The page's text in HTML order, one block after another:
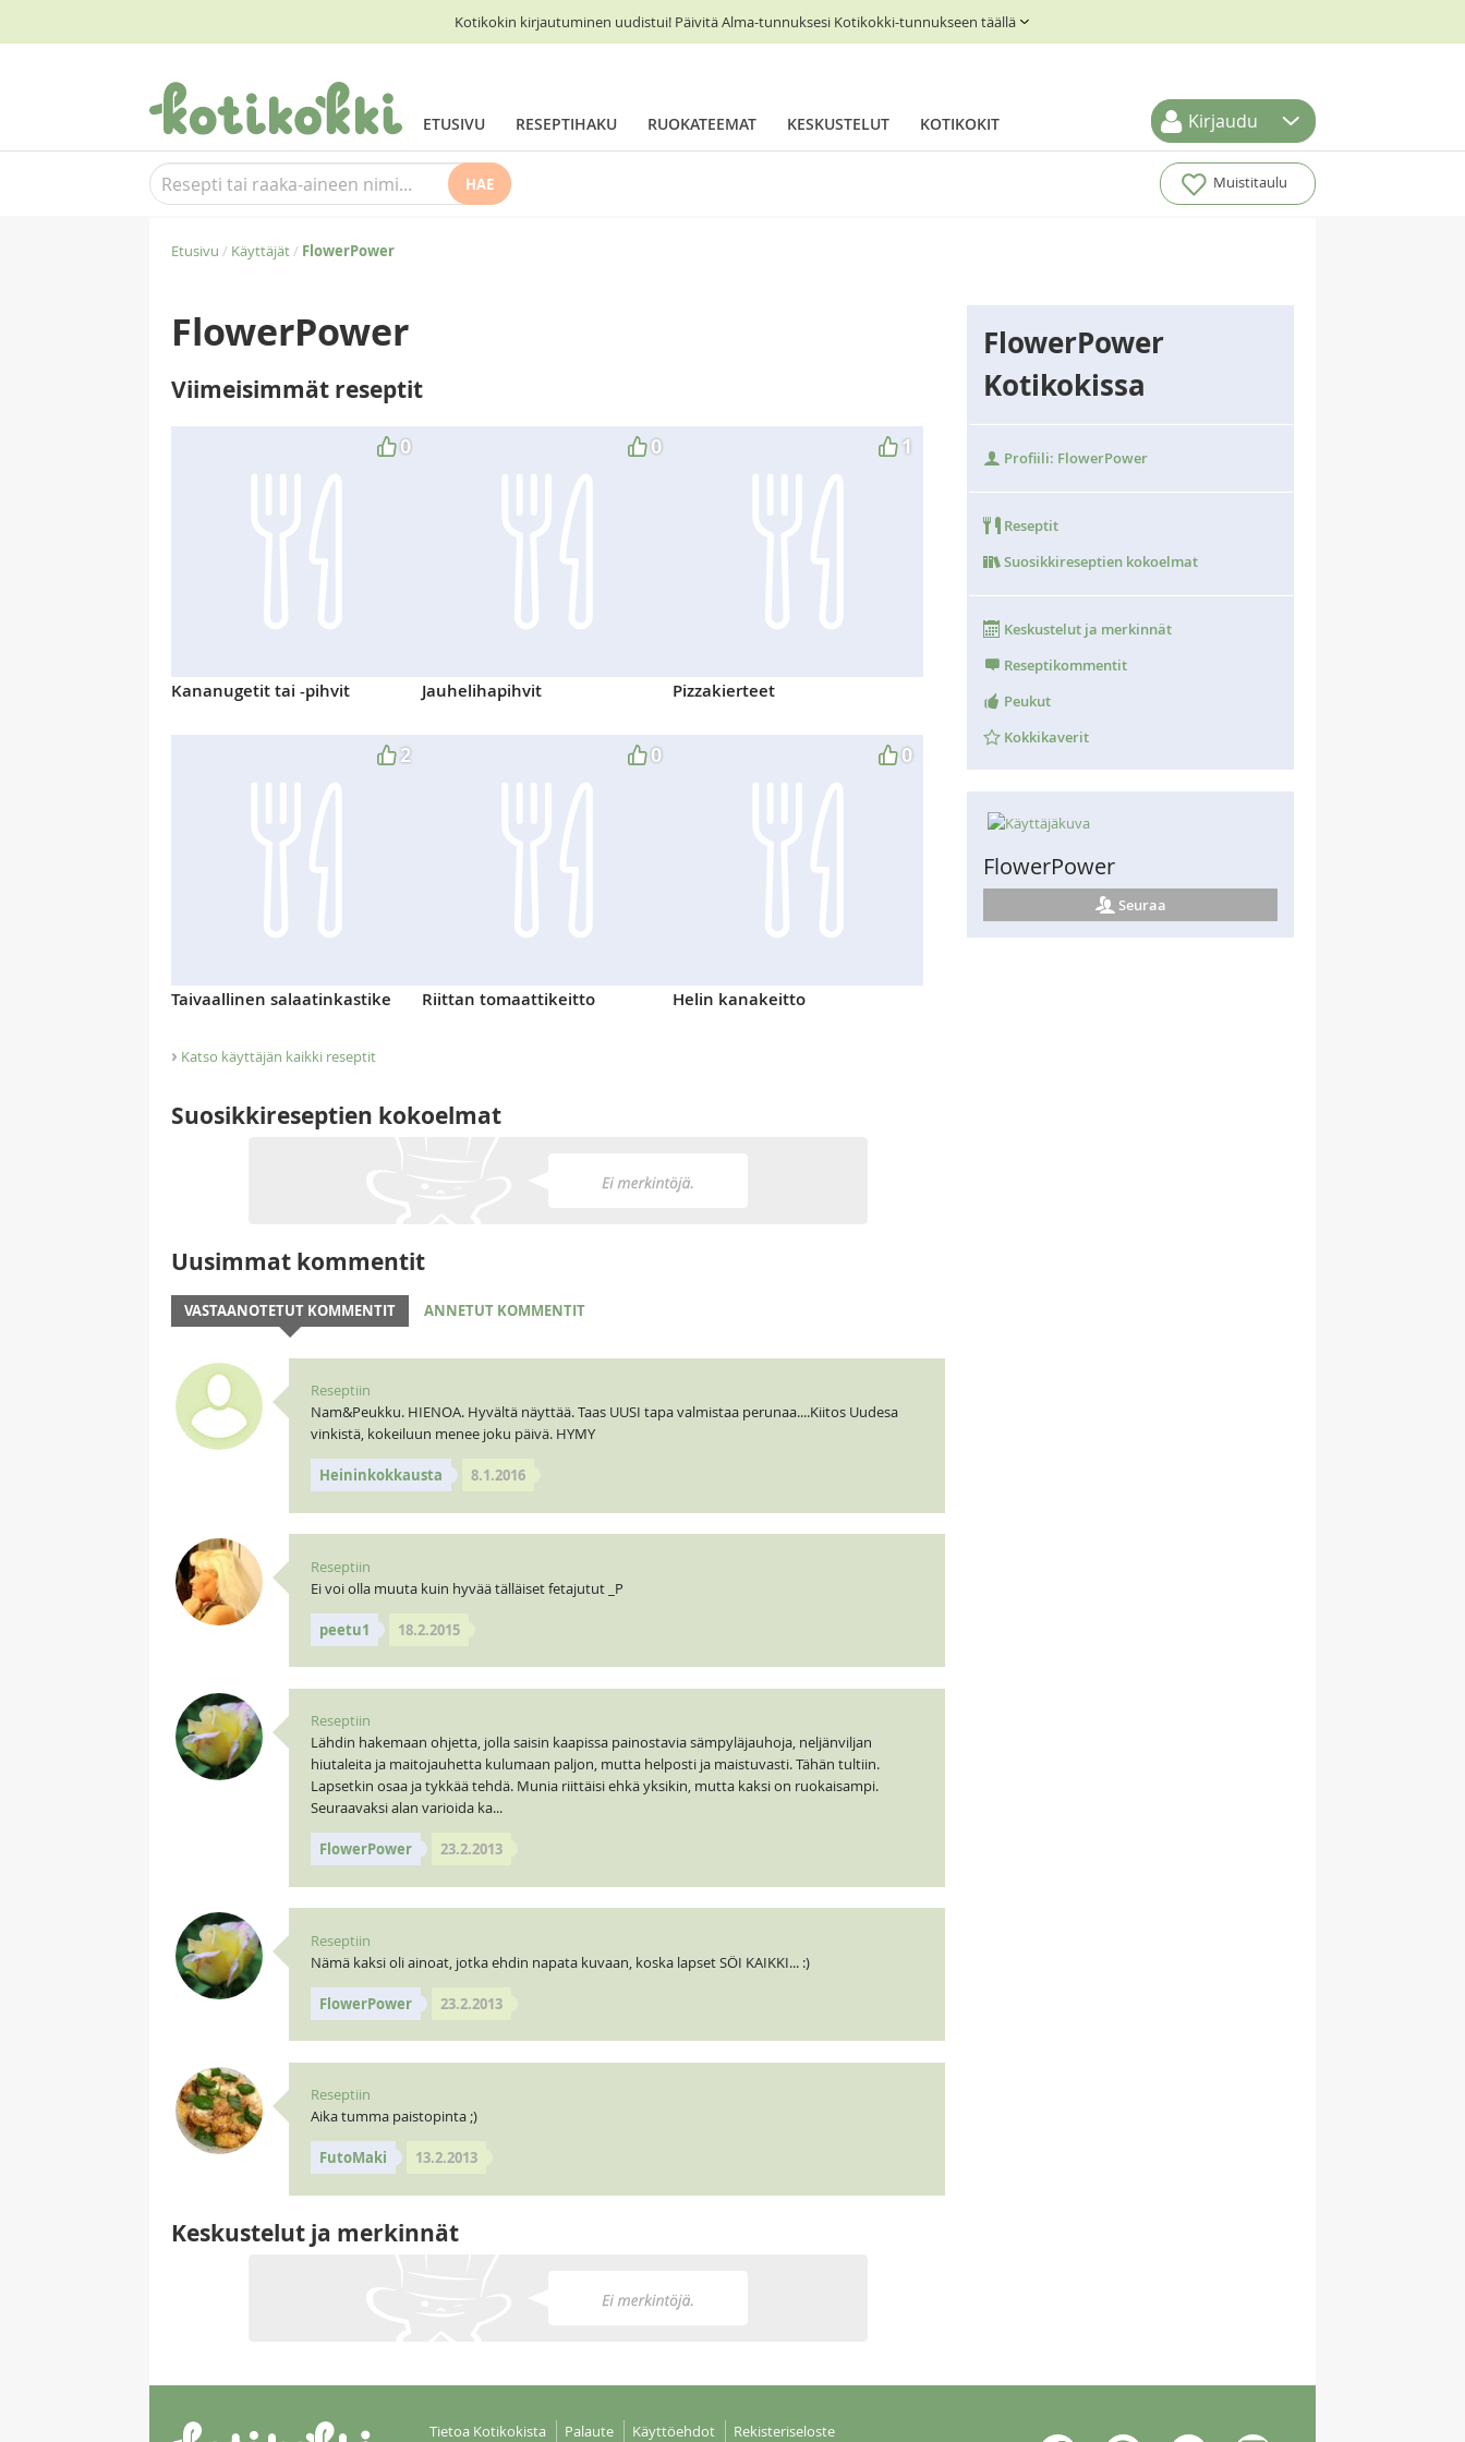
Kotikokin kirjautuminen uudistui! Päivitä Alma-tunnuksesi Kotikokki-tunnukseen täällä
ETUSIVU RESEPTIHAKU RUOKATEEMAT KESKUSTELUT KOTIKOKIT Kirjaudu
HAE Muistitaulu
Etusivu / Käyttäjät/ FlowerPower
FlowerPower
Viimeisimmät reseptit
0
Kananugetit tai -pihvit
0
Jauhelihapihvit
1
Pizzakierteet
2
Taivaallinen salaatinkastike
0
Riittan tomaattikeitto
0
Helin kanakeitto
› Katso käyttäjän kaikki reseptit
Suosikkireseptien kokoelmat
Uusimmat kommentit
VASTAANOTETUT KOMMENTIT ANNETUT KOMMENTIT
Reseptiin
Nam&Peukku. HIENOA. Hyvältä näyttää. Taas UUSI tapa valmistaa perunaa....Kiitos Uudesa
vinkistä, kokeiluun menee joku päivä. HYMY
Heininkokkausta 8.1.2016
Reseptiin
Ei voi olla muuta kuin hyvää tälläiset fetajutut _P
peetu1 18.2.2015
Reseptiin
Lähdin hakemaan ohjetta, jolla saisin kaapissa painostavia sämpyläjauhoja, neljänviljan
hiutaleita ja maitojauhetta kulumaan paljon, mutta helposti ja maistuvasti. Tähän tultiin.
Lapsetkin osaa ja tykkää tehdä. Munia riittäisi ehkä yksikin, mutta kaksi on ruokaisampi.
Seuraavaksi alan varioida ka...
FlowerPower 23.2.2013
Reseptiin
Nämä kaksi oli ainoat, jotka ehdin napata kuvaan, koska lapset SÖI KAIKKI... :)
FlowerPower 23.2.2013
Reseptiin
Aika tumma paistopinta ;)
FutoMaki 13.2.2013
Keskustelut ja merkinnät
FlowerPower
Kotikokissa
Profiili: FlowerPower
Reseptit
Suosikkireseptien kokoelmat
Keskustelut ja merkinnät
Reseptikommentit
Peukut
Kokkikaverit
FlowerPower
Seuraa
Tietoa Kotikokista Palaute Käyttöehdot Rekisteriseloste